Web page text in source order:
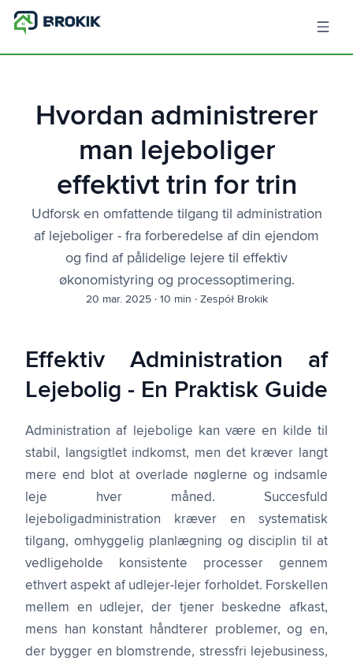
Hvordan administrerer
man lejeboliger
effektivt trin for trin
Udforsk en omfattende tilgang til administration
af lejeboliger - fra forberedelse af din ejendom
og find af pålidelige lejere til effektiv
økonomistyring og processoptimering.
20 mar. 2025· 10 min · Zespół Brokik
Effektiv Administration af
Lejebolig - En Praktisk Guide
Administration af lejebolige kan være en kilde til
stabil, langsigtlet indkomst, men det kræver langt
mere end blot at overlade nøglerne og indsamle
leje hver måned. Succesfuld
lejeboligadministration kræver en systematisk
tilgang, omhyggelig planlægning og disciplin til at
vedligeholde konsistente processer gennem
ethvert aspekt af udlejer-lejer forholdet. Forskellen
mellem en udlejer, der tjener beskedne afkast,
mens han konstant håndterer problemer, og en,
der bygger en blomstrende, stressfri lejebusiness,